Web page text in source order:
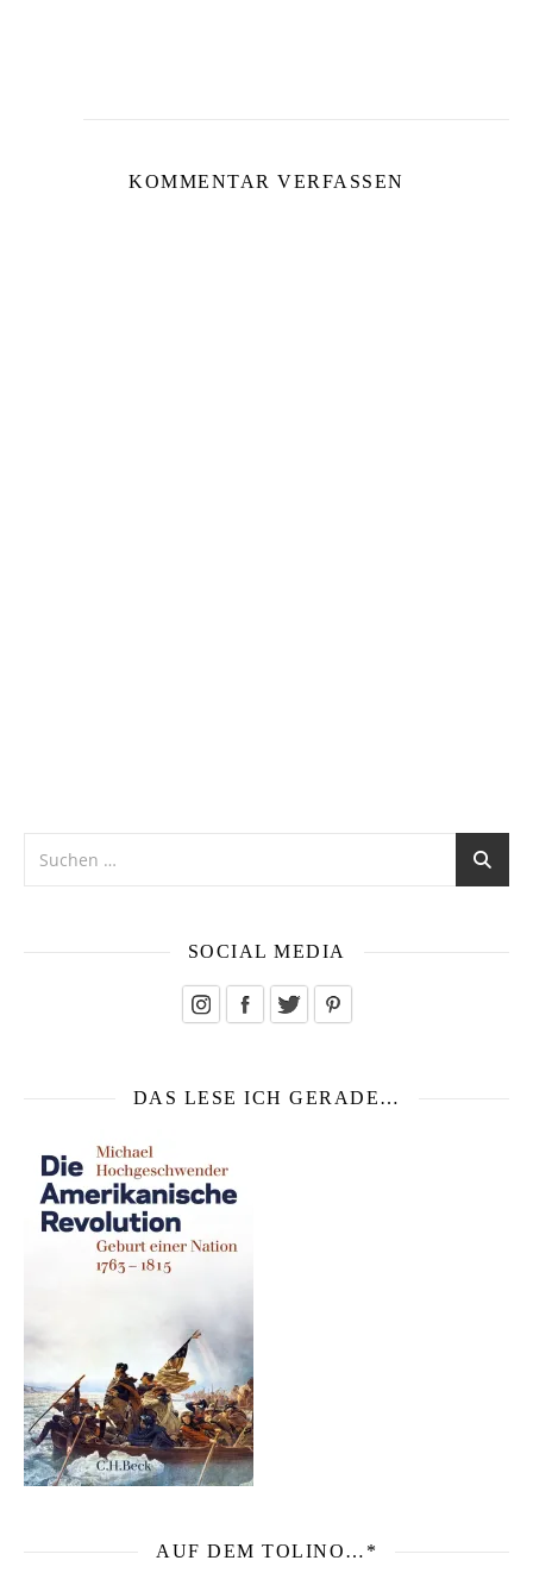
KOMMENTAR VERFASSEN
SOCIAL MEDIA
DAS LESE ICH GERADE…
AUF DEM TOLINO…*